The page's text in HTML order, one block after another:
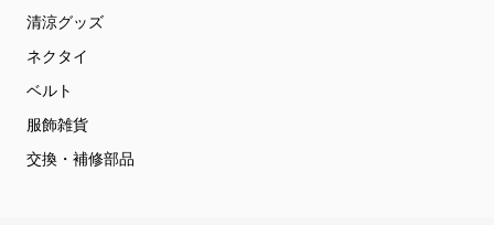
清涼グッズ
ネクタイ
ベルト
服飾雑貨
交換・補修部品